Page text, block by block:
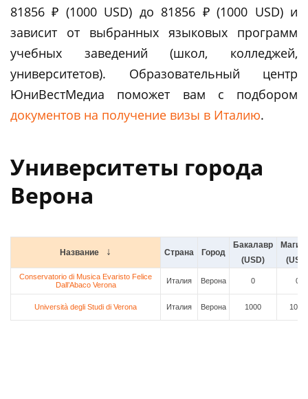
81856 ₽ (1000 USD) до 81856 ₽ (1000 USD) и
зависит от выбранных языковых программ
учебных заведений (школ, колледжей,
университетов). Образовательный центр
ЮниВестМедиа поможет вам c подбором
документов на получение визы в Италию.
Университеты города
Верона
Название Страна Город
Бакалавр
(USD)
Conservatorio di Musica Evaristo Felice
Dall’Abaco Verona
Италия Верона 0 0
Università degli Studi di Verona Италия Верона 1000 1000